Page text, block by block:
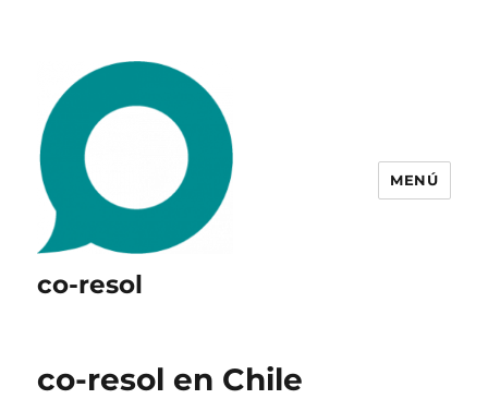
co-resol
MENÚ
co-resol en Chile